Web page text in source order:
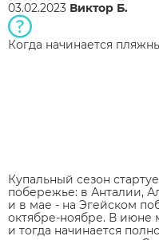
03.02.2023 Виктор Б.
Когда начинается
Купальный сезон
побережье: в Анталии,
и в мае - на Эгейском
октябре-ноябре. В июне
и тогда начинается